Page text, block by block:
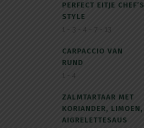
PERFECT EITJE CHEF’S
STYLE
1 - 3 - 4 - 7 - 13
CARPACCIO VAN
RUND
1 - 4
ZALMTARTAAR MET
KORIANDER, LIMOEN,
AIGRELETTESAUS